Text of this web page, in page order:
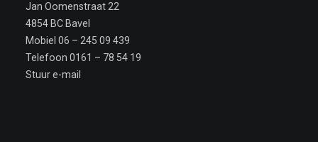
Jan Oomenstraat 22
4854 BC Bavel
Mobiel 06 – 245 09 439
Telefoon 0161 – 78 54 19
Stuur e-mail